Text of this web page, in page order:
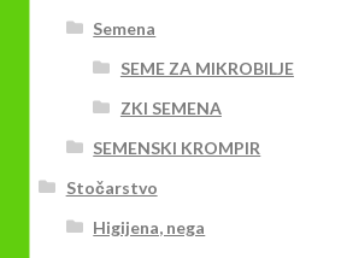
Semena
SEME ZA MIKROBILJE
ZKI SEMENA
SEMENSKI KROMPIR
Stočarstvo
Higijena, nega